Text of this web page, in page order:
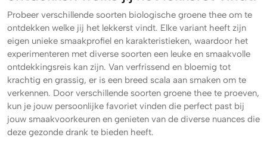
Probeer verschillende soorten biologische groene thee om te
ontdekken welke jij het lekkerst vindt. Elke variant heeft zijn
eigen unieke smaakprofiel en karakteristieken, waardoor het
experimenteren met diverse soorten een leuke en smaakvolle
ontdekkingsreis kan zijn. Van verfrissend en bloemig tot
krachtig en grassig, er is een breed scala aan smaken om te
verkennen. Door verschillende soorten groene thee te proeven,
kun je jouw persoonlijke favoriet vinden die perfect past bij
jouw smaakvoorkeuren en genieten van de diverse nuances die
deze gezonde drank te bieden heeft.